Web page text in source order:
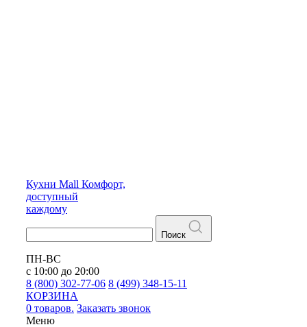
Кухни Mall Комфорт,
доступный
каждому
Поиск
ПН-ВС
с 10:00 до 20:00
8 (800) 302-77-06 8 (499) 348-15-11
КОРЗИНА
0 товаров. Заказать звонок
Меню